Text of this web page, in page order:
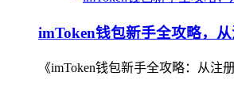
imToken钱包新手全攻略，
《imToken钱包新手全攻略：从